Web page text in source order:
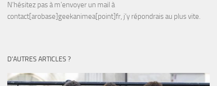
N’hésitez pas à m’envoyer un mail à
contact[arobase]geekanimea[point]fr, j’y répondrais au plus vite.
D’AUTRES ARTICLES ?